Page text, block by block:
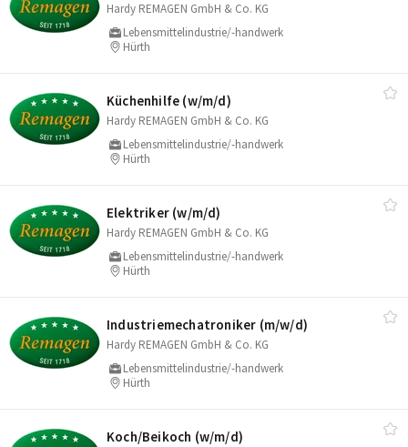
Hardy REMAGEN GmbH & Co. KG
Lebensmittelindustrie/-handwerk
Hürth
Küchenhilfe (w/​m/​d)
Hardy REMAGEN GmbH & Co. KG
Lebensmittelindustrie/-handwerk
Hürth
Elektriker (w/​m/​d)
Hardy REMAGEN GmbH & Co. KG
Lebensmittelindustrie/-handwerk
Hürth
Industriemechatroniker (m/​w/​d)
Hardy REMAGEN GmbH & Co. KG
Lebensmittelindustrie/-handwerk
Hürth
Koch/​Beikoch (w/​m/​d)